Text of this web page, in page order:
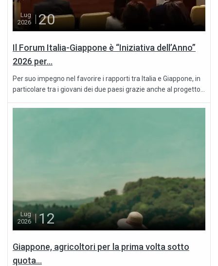
Lug
2026
20
Il Forum Italia-Giappone è “Iniziativa dell’Anno”
2026 per...
Per suo impegno nel favorire i rapporti tra Italia e Giappone, in
particolare tra i giovani dei due paesi grazie anche al progetto...
Lug
2026
12
Giappone, agricoltori per la prima volta sotto
quota...